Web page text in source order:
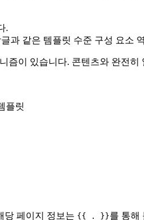
.
과 같은 템플릿 수준 구성 요소
즘이 있습니다. 콘텐츠와 완전
플릿
당 페이지 정보는 {{ . }}를 통해